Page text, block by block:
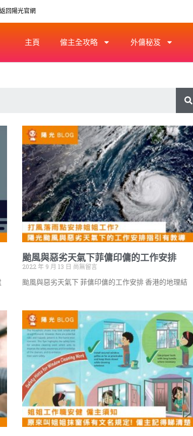
返回陽光官網
主頁 僱主全攻略 外傭秘笈
颱風與惡劣天氣下菲傭印傭的工作安排
2022 年 9 月 13 日 尚無留言
颱風與惡劣天氣下 菲傭印傭的工作安排 香港的地理結